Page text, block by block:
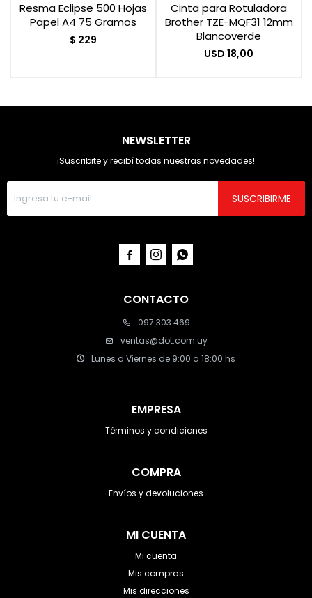
Resma Eclipse 500 Hojas
Papel A4 75 Gramos
$ 229
Cinta para Rotuladora
Brother TZE-MQF31 12mm
Blancoverde
USD 18,00
CONTACTO
097 303 469
ventas@dot.com.uy
Lunes a Viernes de 9:00 a 18:00 hs
EMPRESA
Términos y condiciones
COMPRA
Envíos y devoluciones
MI CUENTA
Mi cuenta
Mis compras
Mis direcciones
NEWSLETTER
¡Suscribite y recibí todas nuestras novedades!
SUSCRIBIRME
  